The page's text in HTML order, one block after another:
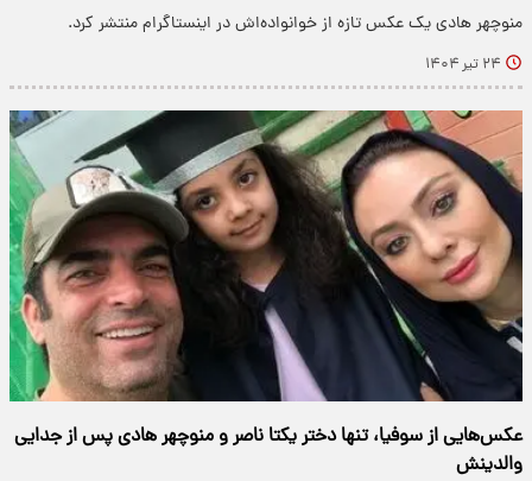
منوچهر هادی یک عکس تازه از خوانواده‌اش در اینستاگرام منتشر کرد.
۲۴ تیر ۱۴۰۴
عکس‌هایی از سوفیا، تنها دختر یکتا ناصر و منوچهر هادی پس از جدایی
والدینش